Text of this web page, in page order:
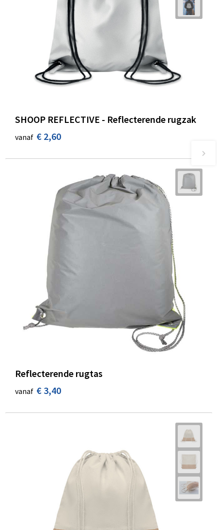
SHOOP REFLECTIVE - Reflecterende rugzak
vanaf € 2,60
Reflecterende rugtas
vanaf € 3,40